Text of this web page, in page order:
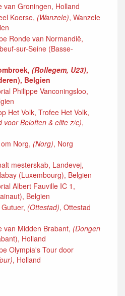
van Groningen, Holland
Koerse, (Wanzele), Wanzele
Ronde van Normandië,
sur-Seine (Basse-
(Rollegem, U23),
Belgien
Philippe Vanconingsloo,
Het Volk, Trofee Het Volk,
voor Beloften & elite z/c),
Norg, (Norg), Norg
mesterskab, Landevej,
(Luxembourg), Belgien
Albert Fauville IC 1,
Belgien
(Ottestad), Ottestad
van Midden Brabant, (Dongen
Holland
Olympia's Tour door
, Holland